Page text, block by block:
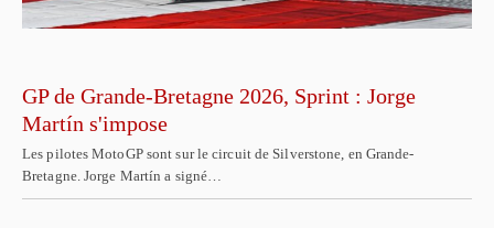
GP de Grande-Bretagne 2026, Sprint : Jorge
Martín s'impose
Les pilotes MotoGP sont sur le circuit de Silverstone, en Grande-
Bretagne. Jorge Martín a signé…